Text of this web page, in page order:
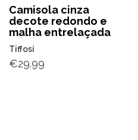
Camisola cinza
decote redondo e
malha entrelaçada
Tiffosi
€29.99